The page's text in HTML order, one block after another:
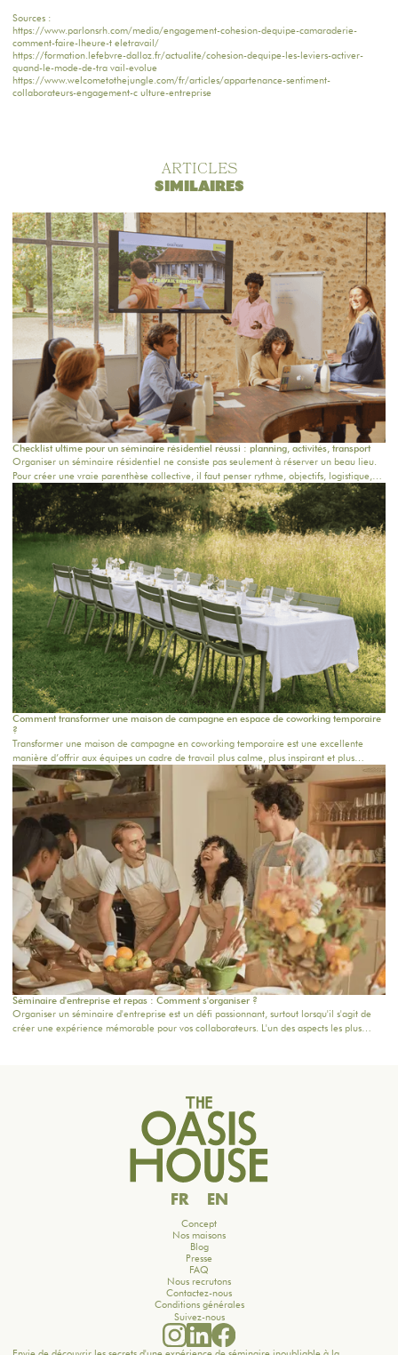
Sources :
https://www.parlonsrh.com/media/engagement-cohesion-dequipe-camaraderie-
comment-faire-lheure-t eletravail/
https://formation.lefebvre-dalloz.fr/actualite/cohesion-dequipe-les-leviers-activer-
quand-le-mode-de-tra vail-evolue
https://www.welcometothejungle.com/fr/articles/appartenance-sentiment-
collaborateurs-engagement-c ulture-entreprise
ARTICLES
SIMILAIRES
Checklist ultime pour un séminaire résidentiel réussi : planning, activités, transport
Organiser un séminaire résidentiel ne consiste pas seulement à réserver un beau lieu.
Pour créer une vraie parenthèse collective, il faut penser rythme, objectifs, logistique,
confort, repas, activités et temps informels. Que vous prépariez un séminaire entreprise
en Île-de-France, un team building près de Paris ou une retraite bien-être dans une
maison de campagne proche Paris, cette checklist vous aide à structurer chaque étape.
Chez Oasis House, nous croyons qu’un séjour réussi naît d’un équilibre simple : un
cadre inspirant, une organisation fluide et des moments humains qui restent.
Comment transformer une maison de campagne en espace de coworking temporaire
?
Transformer une maison de campagne en coworking temporaire est une excellente
manière d’offrir aux équipes un cadre de travail plus calme, plus inspirant et plus
humain. Loin du bureau classique, ce format permet de réunir les collaborateurs dans
un lieu chaleureux, propice à la concentration, aux échanges et à la créativité. Pour une
journée d’équipe, un séminaire résidentiel proche de Paris ou une retraite de plusieurs
jours, chaque détail compte.
Séminaire d'entreprise et repas : Comment s'organiser ?
Organiser un séminaire d'entreprise est un défi passionnant, surtout lorsqu'il s'agit de
créer une expérience mémorable pour vos collaborateurs. L'un des aspects les plus
FR EN
Concept
Nos maisons
Blog
Presse
FAQ
Nous recrutons
Contactez-nous
Conditions générales
Suivez-nous